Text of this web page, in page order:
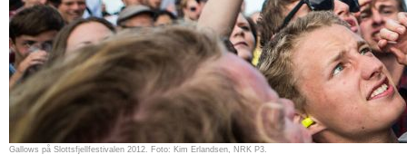
Gallows på Slottsfjellfestivalen 2012. Foto: Kim Erlandsen, NRK P3.